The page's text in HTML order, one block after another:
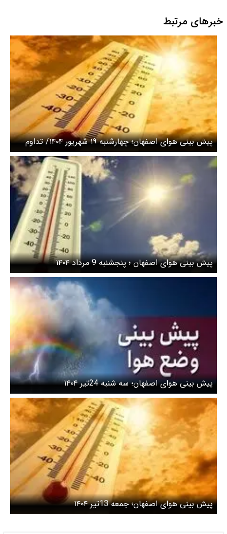
خبرهای مرتبط
پیش بینی هوای اصفهان؛ چهارشنبه ۱۹ شهریور ۱۴۰۴/ تداوم
گرمای هوا
پیش بینی هوای اصفهان ؛ پنجشنبه 9 مرداد ۱۴۰۴
پیش بینی هوای اصفهان؛ سه شنبه 24تیر ۱۴۰۴
پیش بینی هوای اصفهان؛ جمعه 13تیر ۱۴۰۴